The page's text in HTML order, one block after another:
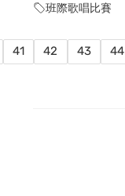
班際歌唱比賽
41 42 43 44